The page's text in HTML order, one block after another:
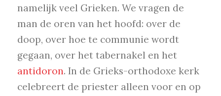
namelijk veel Grieken. We vragen de
man de oren van het hoofd: over de
doop, over hoe te communie wordt
gegaan, over het tabernakel en het
antidoron. In de Grieks-orthodoxe kerk
celebreert de priester alleen voor en op